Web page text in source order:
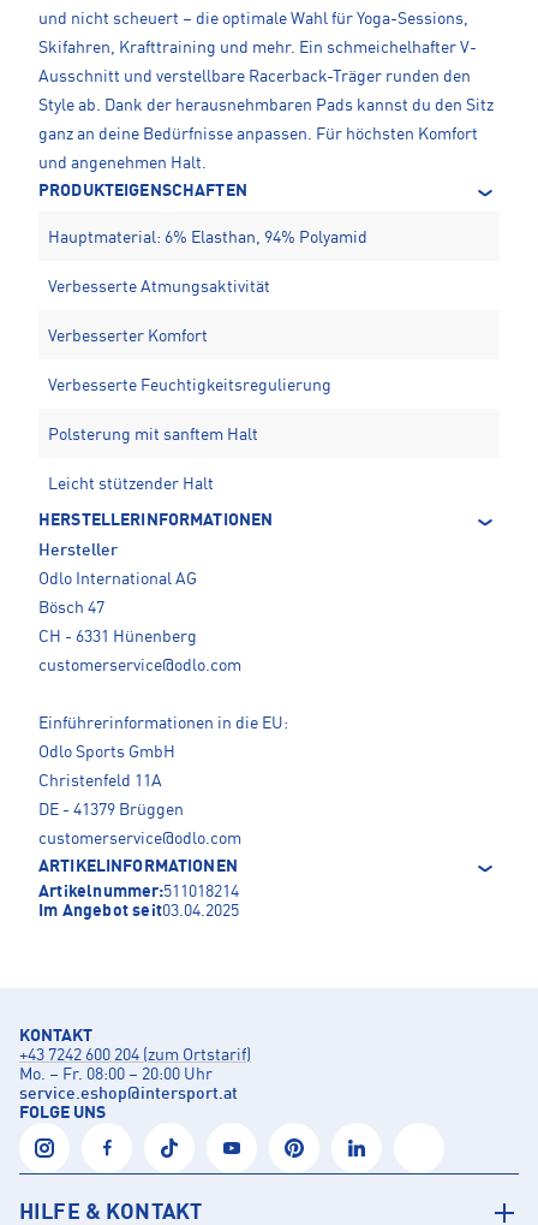
und nicht scheuert – die optimale Wahl für Yoga-Sessions,
Skifahren, Krafttraining und mehr. Ein schmeichelhafter V-
Ausschnitt und verstellbare Racerback-Träger runden den
Style ab. Dank der herausnehmbaren Pads kannst du den Sitz
ganz an deine Bedürfnisse anpassen. Für höchsten Komfort
und angenehmen Halt.
PRODUKTEIGENSCHAFTEN
Hauptmaterial: 6% Elasthan, 94% Polyamid
Verbesserte Atmungsaktivität
Verbesserter Komfort
Verbesserte Feuchtigkeitsregulierung
Polsterung mit sanftem Halt
Leicht stützender Halt
HERSTELLERINFORMATIONEN
Hersteller
Odlo International AG
Bösch 47
CH - 6331 Hünenberg
customerservice@odlo.com
Einführerinformationen in die EU:
Odlo Sports GmbH
Christenfeld 11A
DE - 41379 Brüggen
customerservice@odlo.com
ARTIKELINFORMATIONEN
Artikelnummer:511018214
Im Angebot seit03.04.2025
KONTAKT
+43 7242 600 204 (zum Ortstarif)
Mo. – Fr. 08:00 – 20:00 Uhr
service.eshop@intersport.at
FOLGE UNS
HILFE & KONTAKT